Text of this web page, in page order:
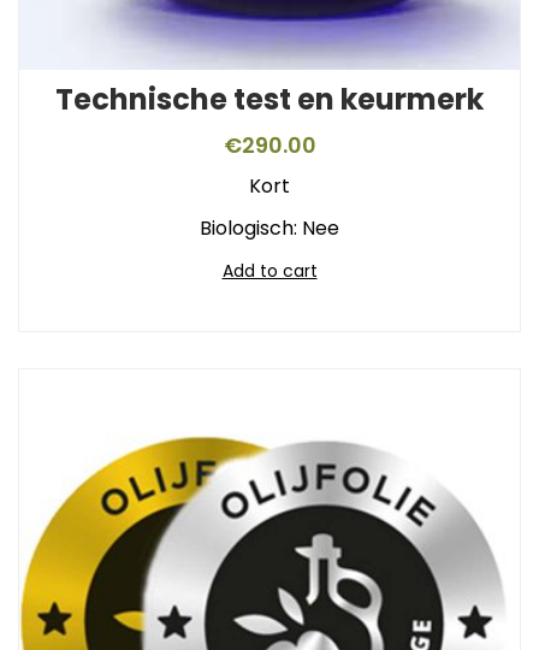
Technische test en keurmerk
€290.00
Kort
Biologisch: Nee
Add to cart